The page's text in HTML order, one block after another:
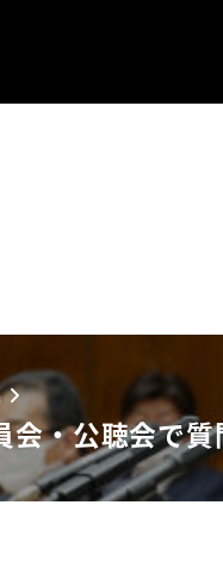
会・公聴会で質